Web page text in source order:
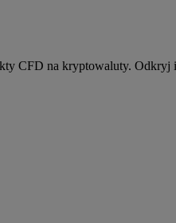
CFD na kryptowaluty. Odkryj